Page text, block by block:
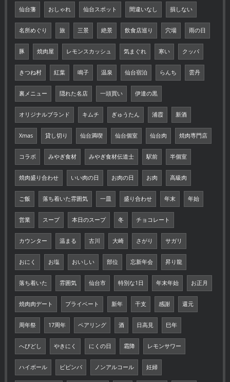
仙台藩 おしゃれ 仙台スポット 間違いなし 損しない
名所めぐり 旅 三景 絶景 飲食店巡り 穴場 雨の日
豚 焼肉屋 レモンスカッシュ 気まぐれ 寒い クッパ
きつね村 紅葉 鳴子 温泉 仙台宿泊 らんち 雲丹
裏メニュー 隠れた名店 一頭買い 伊達の黒
オリジナルブランド キムチ ぎゅうたん 浦霞 新酒
Xmas 貸し切り 仙台満喫 仙台個室 仙台肉 焼肉専門店
コラボ みやぎ食材 みやぎ食材伝道士 駅前 半個室
焼肉盛り合わせ いい肉の日 お肉の日 お肉 高級肉
ご飯 落ち着いた雰囲気 一皿 盛り合わせ 年末 年始
営業 スープ 本日のスープ 冬 チョコレート
カウンター 温まる 古川 大崎 さがり サガリ
おにく お塩 おいしい 部位 忘新年会 昇り龍
落ち着いた 雰囲気 仙台市 特別な1日 年末年始 お正月
焼肉肉デート プライベート 新年 干支 感謝 還元
周年祭 17周年 ペアリング 酒 日高見 巳年
へびどし やきにく にくの日 霜降 レモンサワー
ハイボール ビビンパ ノンアルコール 妊婦